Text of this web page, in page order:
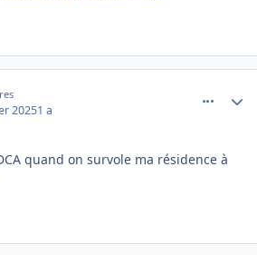
20251 a
quand on survole ma résidence à